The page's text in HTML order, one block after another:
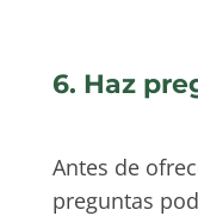
6. Haz
Antes de
preguntas